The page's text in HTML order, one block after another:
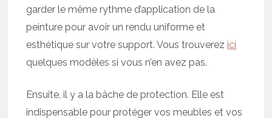
garder le même rythme d’application de la
peinture pour avoir un rendu uniforme et
esthétique sur votre support. Vous trouverez ici
quelques modèles si vous n’en avez pas.
Ensuite, il y a la bâche de protection. Elle est
indispensable pour protéger vos meubles et vos